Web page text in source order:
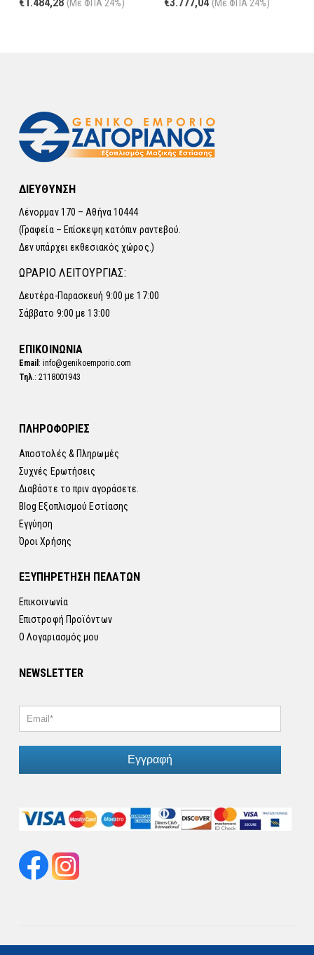
(Με ΦΠΑ 24%) (Με ΦΠΑ 24%)
ΔΙΕΥΘΥΝΣΗ
Λένορμαν 170 – Αθήνα 10444
(Γραφεία – Επίσκεψη κατόπιν ραντεβού.
Δεν υπάρχει εκθεσιακός χώρος.)
ΩΡΑΡΙΟ ΛΕΙΤΟΥΡΓΙΑΣ:
Δευτέρα-Παρασκευή 9:00 με 17:00
Σάββατο 9:00 με 13:00
ΕΠΙΚΟΙΝΩΝΙΑ
Email : info@genikoemporio.com
Τηλ.: 2118001943
ΠΛΗΡΟΦΟΡΙΕΣ
Αποστολές & Πληρωμές
Συχνές Ερωτήσεις
Διαβάστε το πριν αγοράσετε.
Blog Εξοπλισμού Εστίασης
Εγγύηση
Όροι Χρήσης
ΕΞΥΠΗΡΕΤΗΣΗ ΠΕΛΑΤΩΝ
Επικοινωνία
Επιστροφή Προϊόντων
Ο Λογαριασμός μου
NEWSLETTER
Εγγραφή